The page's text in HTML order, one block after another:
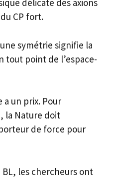
délicate des axions
CP fort.
symétrie signifie la
tout point de l’espace-
a un prix. Pour
la Nature doit
de force pour
les chercheurs ont